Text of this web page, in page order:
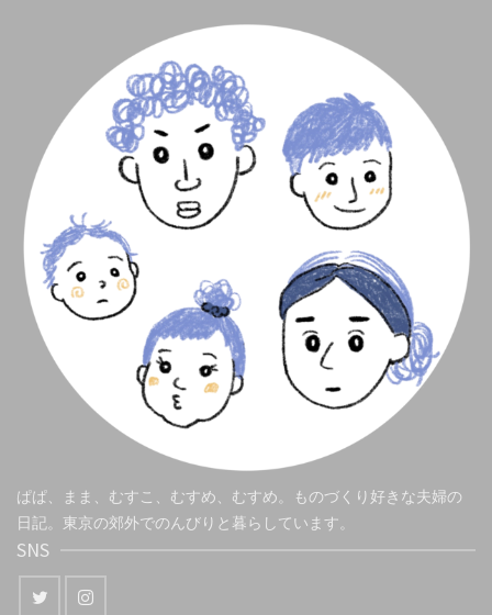
ぱぱ、まま、むすこ、むすめ、むすめ。ものづくり好きな夫婦の
日記。東京の郊外でのんびりと暮らしています。
SNS